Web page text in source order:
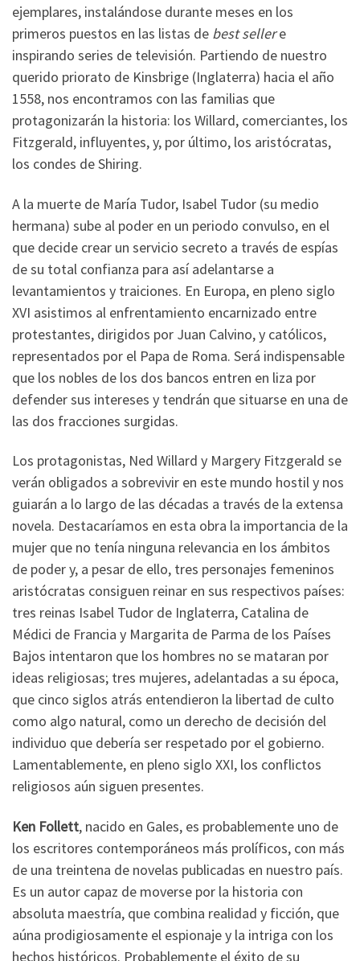
ejemplares, instalándose durante meses en los
primeros puestos en las listas de best sellere
inspirando series de televisión. Partiendo de nuestro
querido priorato de Kinsbrige (Inglaterra) hacia el año
1558, nos encontramos con las familias que
protagonizarán la historia: los Willard, comerciantes, los
Fitzgerald, influyentes, y, por último, los aristócratas,
los condes de Shiring.
A la muerte de María Tudor, Isabel Tudor (su medio
hermana) sube al poder en un periodo convulso, en el
que decide crear un servicio secreto a través de espías
de su total confianza para así adelantarse a
levantamientos y traiciones. En Europa, en pleno siglo
XVI asistimos al enfrentamiento encarnizado entre
protestantes, dirigidos por Juan Calvino, y católicos,
representados por el Papa de Roma. Será indispensable
que los nobles de los dos bancos entren en liza por
defender sus intereses y tendrán que situarse en una de
las dos fracciones surgidas.
Los protagonistas, Ned Willard y Margery Fitzgerald se
verán obligados a sobrevivir en este mundo hostil y nos
guiarán a lo largo de las décadas a través de la extensa
novela. Destacaríamos en esta obra la importancia de la
mujer que no tenía ninguna relevancia en los ámbitos
de poder y, a pesar de ello, tres personajes femeninos
aristócratas consiguen reinar en sus respectivos países:
tres reinas Isabel Tudor de Inglaterra, Catalina de
Médici de Francia y Margarita de Parma de los Países
Bajos intentaron que los hombres no se mataran por
ideas religiosas; tres mujeres, adelantadas a su época,
que cinco siglos atrás entendieron la libertad de culto
como algo natural, como un derecho de decisión del
individuo que debería ser respetado por el gobierno.
Lamentablemente, en pleno siglo XXI, los conflictos
religiosos aún siguen presentes.
Ken Follett, nacido en Gales, es probablemente uno de
los escritores contemporáneos más prolíficos, con más
de una treintena de novelas publicadas en nuestro país.
Es un autor capaz de moverse por la historia con
absoluta maestría, que combina realidad y ficción, que
aúna prodigiosamente el espionaje y la intriga con los
hechos históricos. Probablemente el éxito de su